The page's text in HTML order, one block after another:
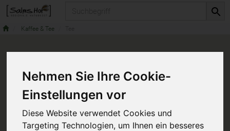
Nehmen Sie Ihre Cookie-
Einstellungen vor
Diese Website verwendet Cookies und
Targeting Technologien, um Ihnen ein besseres
Kaffee & Tee